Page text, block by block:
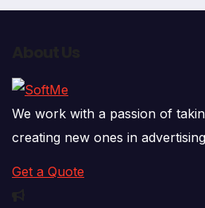
We work with a passion of
creating new ones in
Get a Quote